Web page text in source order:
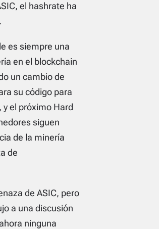
el hashrate ha
es siempre una
en el blockchain
un cambio de
su código para
el próximo Hard
siguen
de la minería
de
de ASIC, pero
a una discusión
ninguna